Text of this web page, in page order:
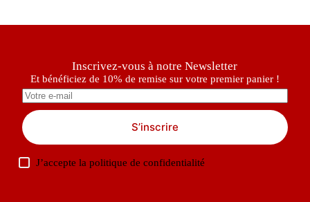
Inscrivez-vous à notre Newsletter
Et bénéficiez de 10% de remise sur votre premier panier !
S’inscrire
J’accepte lapolitique de confidentialité